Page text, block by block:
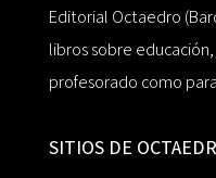
Editorial Octaedro
libros sobre
profesorado como
SITIOS DE